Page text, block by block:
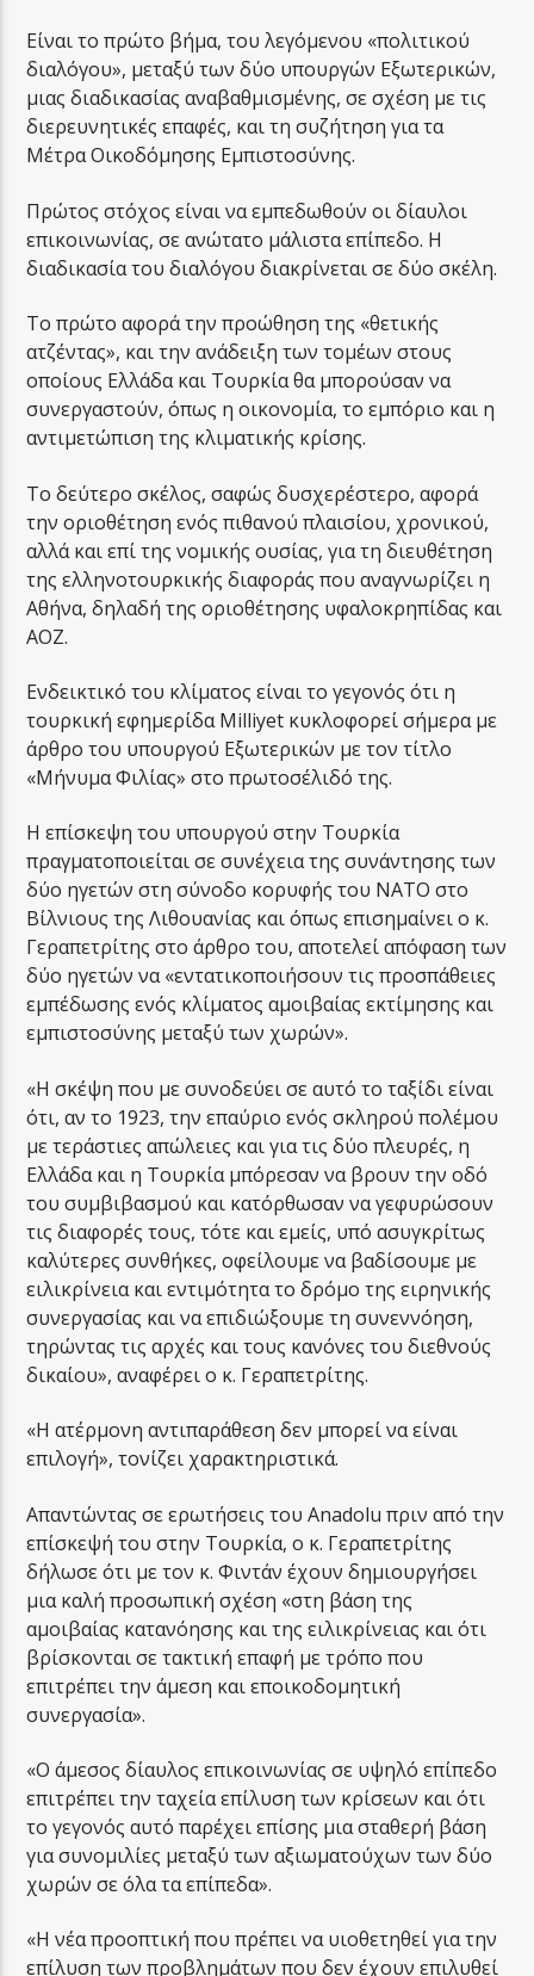
Είναι το πρώτο βήμα, του λεγόμενου «πολιτικού
διαλόγου», μεταξύ των δύο υπουργών Εξωτερικών,
μιας διαδικασίας αναβαθμισμένης, σε σχέση με τις
διερευνητικές επαφές, και τη συζήτηση για τα
Μέτρα Οικοδόμησης Εμπιστοσύνης.
Πρώτος στόχος είναι να εμπεδωθούν οι δίαυλοι
επικοινωνίας, σε ανώτατο μάλιστα επίπεδο. Η
διαδικασία του διαλόγου διακρίνεται σε δύο σκέλη.
Το πρώτο αφορά την προώθηση της «θετικής
ατζέντας», και την ανάδειξη των τομέων στους
οποίους Ελλάδα και Τουρκία θα μπορούσαν να
συνεργαστούν, όπως η οικονομία, το εμπόριο και η
αντιμετώπιση της κλιματικής κρίσης.
Το δεύτερο σκέλος, σαφώς δυσχερέστερο, αφορά
την οριοθέτηση ενός πιθανού πλαισίου, χρονικού,
αλλά και επί της νομικής ουσίας, για τη διευθέτηση
της ελληνοτουρκικής διαφοράς που αναγνωρίζει η
Αθήνα, δηλαδή της οριοθέτησης υφαλοκρηπίδας και
ΑΟΖ.
Ενδεικτικό του κλίματος είναι το γεγονός ότι η
τουρκική εφημερίδα Milliyet κυκλοφορεί σήμερα με
άρθρο του υπουργού Εξωτερικών με τον τίτλο
«Μήνυμα Φιλίας» στο πρωτοσέλιδό της.
Η επίσκεψη του υπουργού στην Τουρκία
πραγματοποιείται σε συνέχεια της συνάντησης των
δύο ηγετών στη σύνοδο κορυφής του ΝΑΤΟ στο
Βίλνιους της Λιθουανίας και όπως επισημαίνει ο κ.
Γεραπετρίτης στο άρθρο του, αποτελεί απόφαση των
δύο ηγετών να «εντατικοποιήσουν τις προσπάθειες
εμπέδωσης ενός κλίματος αμοιβαίας εκτίμησης και
εμπιστοσύνης μεταξύ των χωρών».
«Η σκέψη που με συνοδεύει σε αυτό το ταξίδι είναι
ότι, αν το 1923, την επαύριο ενός σκληρού πολέμου
με τεράστιες απώλειες και για τις δύο πλευρές, η
Ελλάδα και η Τουρκία μπόρεσαν να βρουν την οδό
του συμβιβασμού και κατόρθωσαν να γεφυρώσουν
τις διαφορές τους, τότε και εμείς, υπό ασυγκρίτως
καλύτερες συνθήκες, οφείλουμε να βαδίσουμε με
ειλικρίνεια και εντιμότητα το δρόμο της ειρηνικής
συνεργασίας και να επιδιώξουμε τη συνεννόηση,
τηρώντας τις αρχές και τους κανόνες του διεθνούς
δικαίου», αναφέρει ο κ. Γεραπετρίτης.
«Η ατέρμονη αντιπαράθεση δεν μπορεί να είναι
επιλογή», τονίζει χαρακτηριστικά.
Απαντώντας σε ερωτήσεις του Αnadolu πριν από την
επίσκεψή του στην Τουρκία, ο κ. Γεραπετρίτης
δήλωσε ότι με τον κ. Φιντάν έχουν δημιουργήσει
μια καλή προσωπική σχέση «στη βάση της
αμοιβαίας κατανόησης και της ειλικρίνειας και ότι
βρίσκονται σε τακτική επαφή με τρόπο που
επιτρέπει την άμεση και εποικοδομητική
συνεργασία».
«Ο άμεσος δίαυλος επικοινωνίας σε υψηλό επίπεδο
επιτρέπει την ταχεία επίλυση των κρίσεων και ότι
το γεγονός αυτό παρέχει επίσης μια σταθερή βάση
για συνομιλίες μεταξύ των αξιωματούχων των δύο
χωρών σε όλα τα επίπεδα».
«Η νέα προοπτική που πρέπει να υιοθετηθεί για την
επίλυση των προβλημάτων που δεν έχουν επιλυθεί